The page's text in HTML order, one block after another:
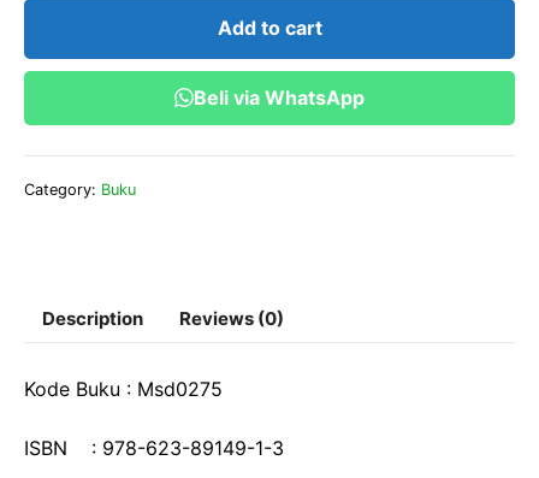
:
Strategi
Add to cart
Beli via WhatsApp
Category: Buku
Description Reviews (0)
Kode Buku : Msd0275
ISBN : 978-623-89149-1-3